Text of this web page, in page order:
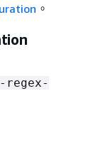
。
regex-